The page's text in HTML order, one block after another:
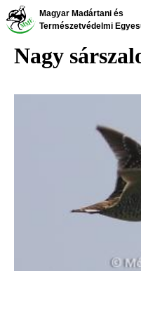
Ugrás
Magyar Madártani és
Természetvédelmi
Nagy